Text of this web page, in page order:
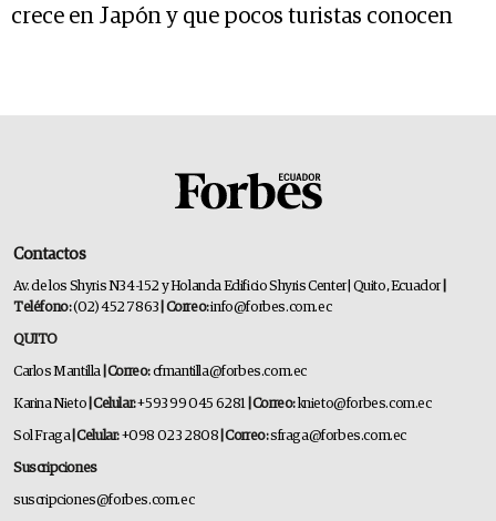
crece en Japón y que pocos turistas conocen
Contactos
Av. de los Shyris N34-152 y Holanda Edificio Shyris Center | Quito, Ecuador
Teléfono:(02) 452 7863 | Correo:info@forbes.com.ec
QUITO
Carlos Mantilla | Correo:cfmantilla@forbes.com.ec
Karina Nieto | Celular:+593 99 045 6281 | Correo:knieto@forbes.com.ec
Sol Fraga| Celular:+098 023 2808 | Correo:sfraga@forbes.com.ec
Suscripciones
suscripciones@forbes.com.ec